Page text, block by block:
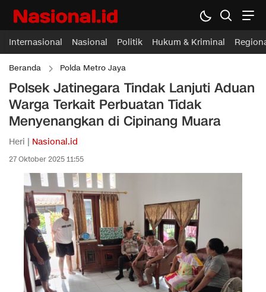
Internasional Nasional Politik Hukum & Kriminal
Beranda Polda Metro Jaya
Polsek Jatinegara Tindak Lanjuti Aduan
Warga Terkait Perbuatan Tidak
Menyenangkan di Cipinang Muara
Heri | Nasional.id
27 Oktober 2025 11:55